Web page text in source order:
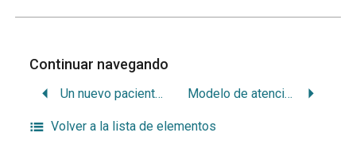
Continuar navegando
Un nuevo paciente en Odontología : el niño vih positivo Modelo de atención: normas. Servicios de atención odontológica colectivos
Volver a la lista de elementos